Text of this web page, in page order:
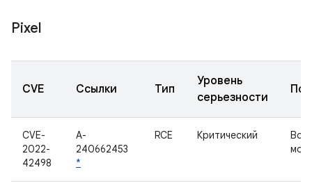
Pixel
CVE Ссылки Тип
Уровень
серьезности
CVE-
2022-
42498
A-
240662453
*
RCE Критический